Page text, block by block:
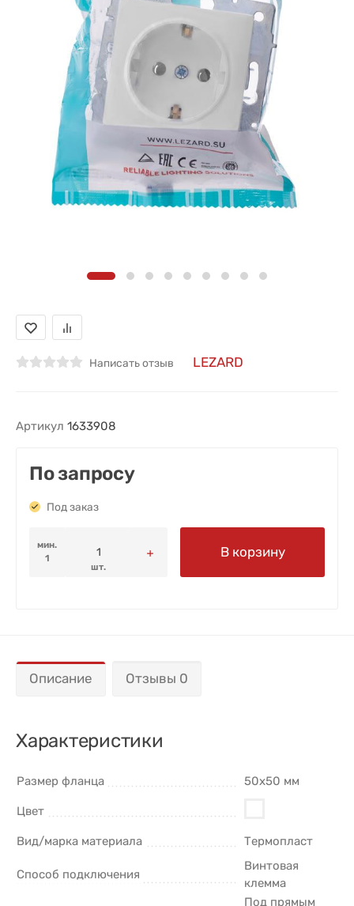
Написать отзыв LEZARD
Артикул 1633908
По запросу
Под заказ
мин.
1
шт.
В корзину
Описание Отзывы 0
Характеристики
Размер фланца 50х50 мм
Цвет
Вид/марка материала Термопласт
Способ подключения
Винтовая
клемма
Под прямым